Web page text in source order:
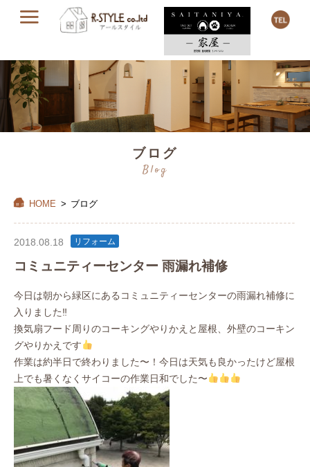
ブログ
Blog
HOME > ブログ
2018.08.18 リフォーム
コミュニティーセンター 雨漏れ補修
今日は朝から緑区にあるコミュニティーセンターの雨漏れ補修に
入りました‼︎
換気扇フード周りのコーキングやりかえと屋根、外壁のコーキン
グやりかえです
作業は約半日で終わりました〜！今日は天気も良かったけど屋根
上でも暑くなくサイコーの作業日和でした〜